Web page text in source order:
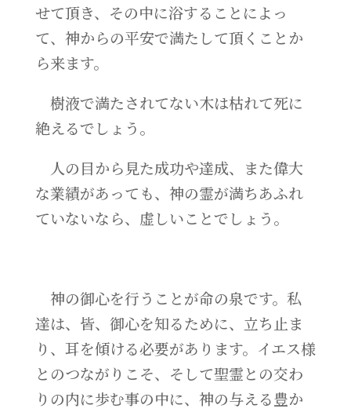
せて頂き、その中に浴することによっ
て、神からの平安で満たして頂くことか
ら来ます。
樹液で満たされてない木は枯れて死に
絶えるでしょう。
人の目から見た成功や達成、また偉大
な業績があっても、神の霊が満ちあふれ
ていないなら、虚しいことでしょう。
神の御心を行うことが命の泉です。私
達は、皆、御心を知るために、立ち止ま
り、耳を傾ける必要があります。イエス様
とのつながりこそ、そして聖霊との交わ
りの内に歩む事の中に、神の与える豊か